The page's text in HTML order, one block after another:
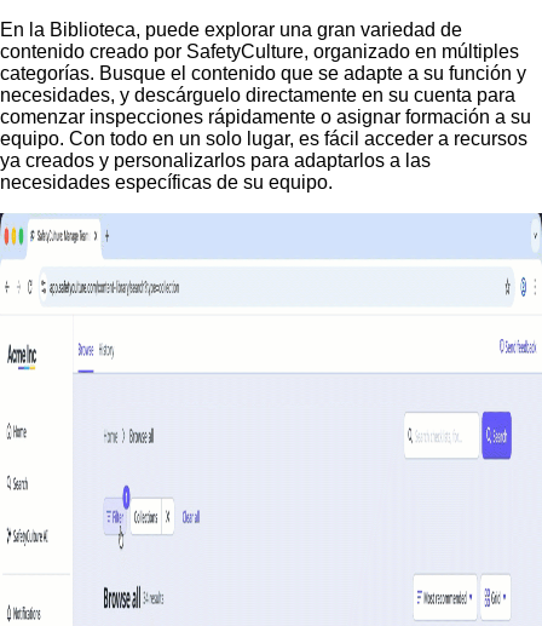
En la Biblioteca, puede explorar una gran variedad de
contenido creado por SafetyCulture, organizado en múltiples
categorías. Busque el contenido que se adapte a su función y
necesidades, y descárguelo directamente en su cuenta para
comenzar inspecciones rápidamente o asignar formación a su
equipo. Con todo en un solo lugar, es fácil acceder a recursos
ya creados y personalizarlos para adaptarlos a las
necesidades específicas de su equipo.